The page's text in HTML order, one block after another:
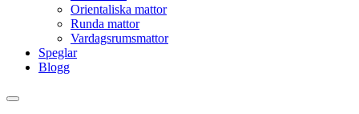
Orientaliska mattor
Runda mattor
Vardagsrumsmattor
Speglar
Blogg